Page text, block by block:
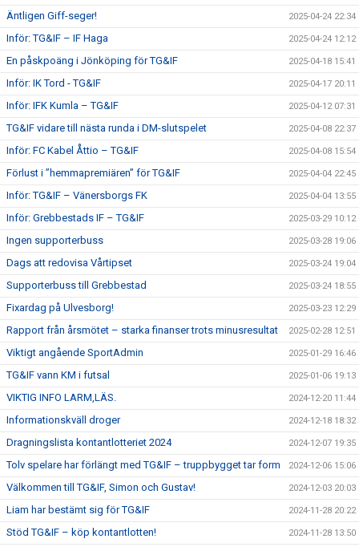
Äntligen Giff-seger! 2025-04-24 22:34
Inför: TG&IF – IF Haga 2025-04-24 12:12
En påskpoäng i Jönköping för TG&IF 2025-04-18 15:41
Inför: IK Tord - TG&IF 2025-04-17 20:11
Inför: IFK Kumla – TG&IF 2025-04-12 07:31
TG&IF vidare till nästa runda i DM-slutspelet 2025-04-08 22:37
Inför: FC Kabel Åttio – TG&IF 2025-04-08 15:54
Förlust i ”hemmapremiären” för TG&IF 2025-04-04 22:45
Inför: TG&IF – Vänersborgs FK 2025-04-04 13:55
Inför: Grebbestads IF – TG&IF 2025-03-29 10:12
Ingen supporterbuss 2025-03-28 19:06
Dags att redovisa Vårtipset 2025-03-24 19:04
Supporterbuss till Grebbestad 2025-03-24 18:55
Fixardag på Ulvesborg! 2025-03-23 12:29
Rapport från årsmötet – starka finanser trots minusresultat 2025-02-28 12:51
Viktigt angående SportAdmin 2025-01-29 16:46
TG&IF vann KM i futsal 2025-01-06 19:13
VIKTIG INFO LARM,LÄS. 2024-12-20 11:44
Informationskväll droger 2024-12-18 18:32
Dragningslista kontantlotteriet 2024 2024-12-07 19:35
Tolv spelare har förlängt med TG&IF – truppbygget tar form 2024-12-06 15:06
Välkommen till TG&IF, Simon och Gustav! 2024-12-03 20:03
Liam har bestämt sig för TG&IF 2024-11-28 20:22
Stöd TG&IF – köp kontantlotten! 2024-11-28 13:50